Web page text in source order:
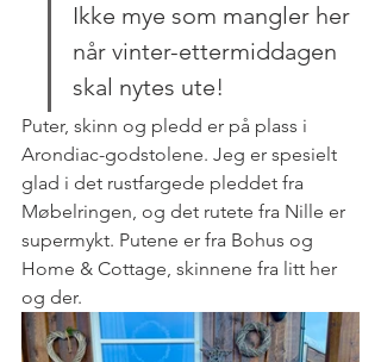
Ikke mye som mangler her
når vinter-ettermiddagen
skal nytes ute!
Puter, skinn og pledd er på plass i
Arondiac-godstolene. Jeg er spesielt
glad i det rustfargede pleddet fra
Møbelringen, og det rutete fra Nille er
supermykt. Putene er fra Bohus og
Home & Cottage, skinnene fra litt her
og der.